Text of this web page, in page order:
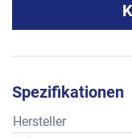
Spezifikationen
Hersteller